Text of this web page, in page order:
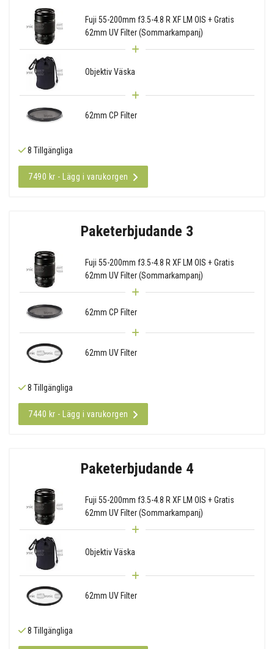
Fuji 55-200mm f3.5-4.8 R XF LM OIS + Gratis
62mm UV Filter (Sommarkampanj)
Objektiv Väska
62mm CP Filter
8 Tillgängliga
7490 kr - Lägg i varukorgen
Paketerbjudande 3
Fuji 55-200mm f3.5-4.8 R XF LM OIS + Gratis
62mm UV Filter (Sommarkampanj)
62mm CP Filter
62mm UV Filter
8 Tillgängliga
7440 kr - Lägg i varukorgen
Paketerbjudande 4
Fuji 55-200mm f3.5-4.8 R XF LM OIS + Gratis
62mm UV Filter (Sommarkampanj)
Objektiv Väska
62mm UV Filter
8 Tillgängliga